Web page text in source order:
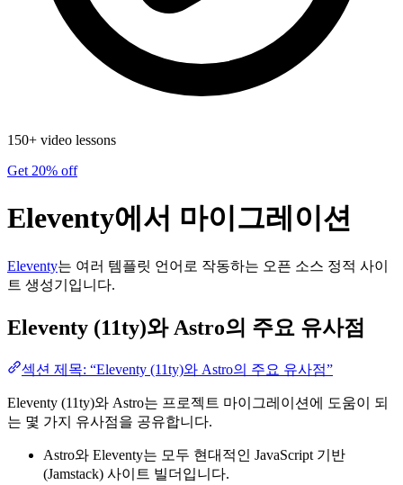
150+ video lessons
Get 20% off
Eleventy에서 마이그레이션
Eleventy는 여러 템플릿 언어로 작동하는 오픈 소스 정적 사이
트 생성기입니다.
Eleventy (11ty)와 Astro의 주요 유사점
섹션 제목: “Eleventy (11ty)와 Astro의 주요 유사점”
Eleventy (11ty)와 Astro는 프로젝트 마이그레이션에 도움이 되
는 몇 가지 유사점을 공유합니다.
Astro와 Eleventy는 모두 현대적인 JavaScript 기반
(Jamstack) 사이트 빌더입니다.